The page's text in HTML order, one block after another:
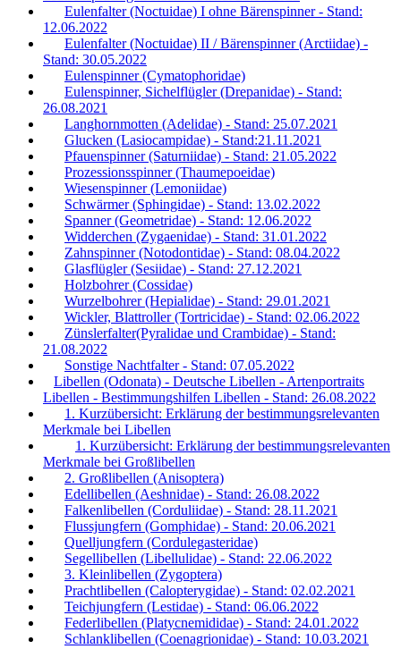
Eulenfalter (Noctuidae) I ohne Bärenspinner - Stand:
12.06.2022
Eulenfalter (Noctuidae) II / Bärenspinner (Arctiidae) -
Stand: 30.05.2022
Eulenspinner (Cymatophoridae)
Eulenspinner, Sichelflügler (Drepanidae) - Stand:
26.08.2021
Langhornmotten (Adelidae) - Stand: 25.07.2021
Glucken (Lasiocampidae) - Stand:21.11.2021
Pfauenspinner (Saturniidae) - Stand: 21.05.2022
Prozessionsspinner (Thaumepoeidae)
Wiesenspinner (Lemoniidae)
Schwärmer (Sphingidae) - Stand: 13.02.2022
Spanner (Geometridae) - Stand: 12.06.2022
Widderchen (Zygaenidae) - Stand: 31.01.2022
Zahnspinner (Notodontidae) - Stand: 08.04.2022
Glasflügler (Sesiidae) - Stand: 27.12.2021
Holzbohrer (Cossidae)
Wurzelbohrer (Hepialidae) - Stand: 29.01.2021
Wickler, Blattroller (Tortricidae) - Stand: 02.06.2022
Zünslerfalter(Pyralidae und Crambidae) - Stand:
21.08.2022
Sonstige Nachtfalter - Stand: 07.05.2022
Libellen (Odonata) - Deutsche Libellen - Artenportraits
Libellen - Bestimmungshilfen Libellen - Stand: 26.08.2022
1. Kurzübersicht: Erklärung der bestimmungsrelevanten
Merkmale bei Libellen
1. Kurzübersicht: Erklärung der bestimmungsrelevanten
Merkmale bei Großlibellen
2. Großlibellen (Anisoptera)
Edellibellen (Aeshnidae) - Stand: 26.08.2022
Falkenlibellen (Corduliidae) - Stand: 28.11.2021
Flussjungfern (Gomphidae) - Stand: 20.06.2021
Quelljungfern (Cordulegasteridae)
Segellibellen (Libellulidae) - Stand: 22.06.2022
3. Kleinlibellen (Zygoptera)
Prachtlibellen (Calopterygidae) - Stand: 02.02.2021
Teichjungfern (Lestidae) - Stand: 06.06.2022
Federlibellen (Platycnemididae) - Stand: 24.01.2022
Schlanklibellen (Coenagrionidae) - Stand: 10.03.2021